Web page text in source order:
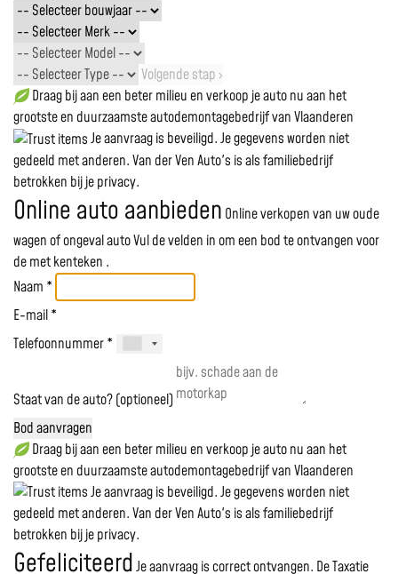
Volgende stap ›
Draag bij aan een beter milieu en verkoop je auto nu aan het
grootste en duurzaamste autodemontagebedrijf van Vlaanderen
Je aanvraag is beveiligd. Je gegevens worden niet
gedeeld met anderen. Van der Ven Auto's is als familiebedrijf
betrokken bij je privacy.
Online auto aanbieden Online verkopen van uw oude
wagen of ongeval autoVul de velden in om een bod te ontvangen voor
demet kenteken .
Naam *
E-mail *
Telefoonnummer *
Staat van de auto? (optioneel)
Bod aanvragen
Draag bij aan een beter milieu en verkoop je auto nu aan het
grootste en duurzaamste autodemontagebedrijf van Vlaanderen
Je aanvraag is beveiligd. Je gegevens worden niet
gedeeld met anderen. Van der Ven Auto's is als familiebedrijf
betrokken bij je privacy.
GefeliciteerdJe aanvraag is correct ontvangen. De Taxatie